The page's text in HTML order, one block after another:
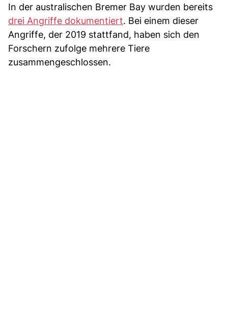
In der australischen Bremer Bay wurden bereits
drei Angriffe dokumentiert. Bei einem dieser
Angriffe, der 2019 stattfand, haben sich den
Forschern zufolge mehrere Tiere
zusammengeschlossen.